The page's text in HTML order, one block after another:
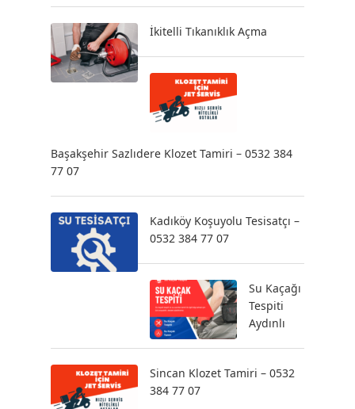
İkitelli Tıkanıklık Açma
Başakşehir Sazlıdere Klozet Tamiri – 0532 384
77 07
Kadıköy Koşuyolu Tesisatçı –
0532 384 77 07
Su Kaçağı
Tespiti
Aydınlı
Sincan Klozet Tamiri – 0532
384 77 07